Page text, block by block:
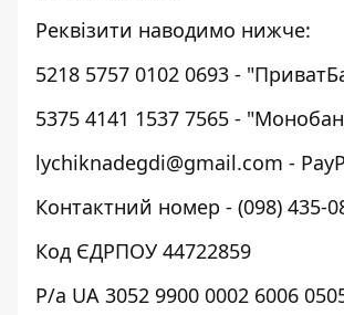
Реквізити наводимо нижче:
5218 5757 0102 0693 -
5375 4141 1537 7565 -
lychiknadegdi@gmail.com -
Контактний номер - (098) 435-
Код ЄДРПОУ 44722859
Р/а UA 3052 9900 0002 6006